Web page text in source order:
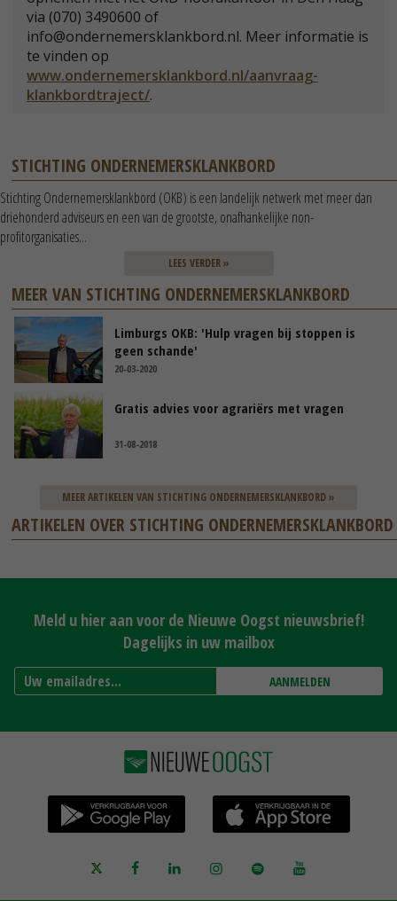
via (070) 3490600 of
info@ondernemersklankbord.nl. Meer informatie is
te vinden op
www.ondernemersklankbord.nl/aanvraag-
klankbordtraject/.
STICHTING ONDERNEMERSKLANKBORD
Stichting Ondernemersklankbord (OKB) is een landelijk netwerk met meer dan
driehonderd adviseurs en een van de grootste, onafhankelijke non-
profitorganisaties...
LEES VERDER »
MEER VAN STICHTING ONDERNEMERSKLANKBORD
Limburgs OKB: 'Hulp vragen bij stoppen is
geen schande'
20-03-2020
Gratis advies voor agrariërs met vragen
31-08-2018
MEER ARTIKELEN VAN STICHTING ONDERNEMERSKLANKBORD »
ARTIKELEN OVER STICHTING ONDERNEMERSKLANKBORD
Meld u hier aan voor de Nieuwe Oogst nieuwsbrief!
Dagelijks in uw mailbox
AANMELDEN